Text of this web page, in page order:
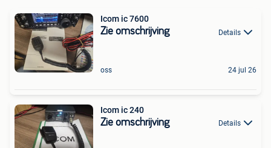
Icom ic 7600
Zie omschrijving Details
oss 24 jul 26
Icom ic 240
Zie omschrijving Details